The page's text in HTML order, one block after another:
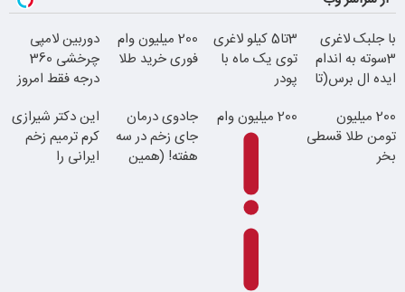
با جلبک لاغری
3سوته به اندام
ایده ال برس(تا
ویژه)
3تا5 کیلو لاغری
توی یک ماه با
پودر
محدود)
200 میلیون وام
فوری خرید طلا
دوربین لامپی
چرخشی 360
درجه فقط امروز
200 میلیون
تومن طلا قسطی
بخر
200 میلیون وام
جادوی درمان
جای زخم در سه
هفته! (همین
این دکتر شیرازی
کرم ترمیم زخم
ایرانی را